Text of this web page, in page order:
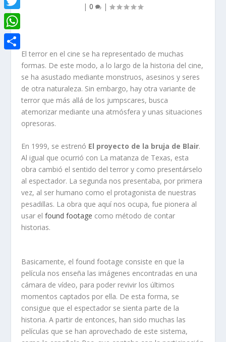
| 0 |
El terror en el cine se ha representado de muchas
formas. De este modo, a lo largo de la historia del cine,
se ha asustado mediante monstruos, asesinos y seres
de otra naturaleza. Sin embargo, hay otra variante de
terror que más allá de los jumpscares, busca
atemorizar mediante una atmósfera y unas situaciones
opresoras.
En 1999, se estrenó El proyecto de la bruja de Blair.
Al igual que ocurrió con La matanza de Texas, esta
obra cambió el sentido del terror y como presentárselo
al espectador. La segunda nos presentaba, por primera
vez, al ser humano como el protagonista de nuestras
pesadillas. La obra que aquí nos ocupa, fue pionera al
usar el found footage como método de contar
historias.
Basicamente, el found footage consiste en que la
película nos enseña las imágenes encontradas en una
cámara de vídeo, para poder revivir los últimos
momentos captados por ella. De esta forma, se
consigue que el espectador se sienta parte de la
historia. A partir de entonces, han sido muchas las
películas que se han aprovechado de este sistema,
c
e
b
i
n
k
T
w
i
W